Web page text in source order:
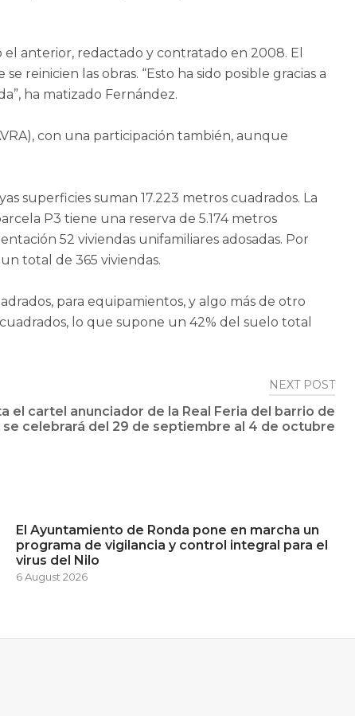
anterior, redactado y contratado en 2008. El
reinicien las obras. “Esto ha sido posible gracias a
ha matizado Fernández.
con una participación también, aunque
superficies suman 17.223 metros cuadrados. La
P3 tiene una reserva de 5.174 metros
52 viviendas unifamiliares adosadas. Por
total de 365 viviendas.
para equipamientos, y algo más de otro
lo que supone un 42% del suelo total
NEXT POST
el cartel anunciador de la Real Feria del barrio de
se celebrará del 29 de septiembre al 4 de octubre
El Ayuntamiento de Ronda pone en marcha un
programa de vigilancia y control integral para el
virus del Nilo
6 August 2026